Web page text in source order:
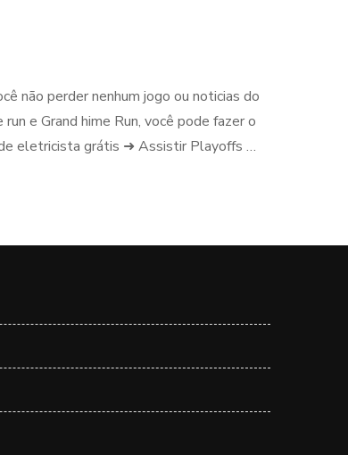
não perder nenhum jogo ou noticias do
e Grand hime Run, você pode fazer o
eletricista grátis ➜ Assistir Playoffs …